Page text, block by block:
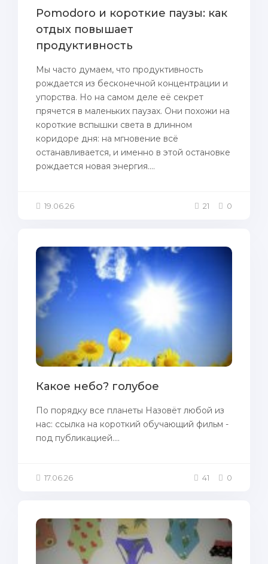
Pomodoro и короткие паузы: как
отдых повышает
продуктивность
Мы часто думаем, что продуктивность
рождается из бесконечной концентрации и
упорства. Но на самом деле её секрет
прячется в маленьких паузах. Они похожи на
короткие вспышки света в длинном
коридоре дня: на мгновение всё
останавливается, и именно в этой остановке
рождается новая энергия....
19.06.26 21 0
Какое небо? голубое
По порядку все планеты Назовёт любой из
нас: ссылка на короткий обучающий фильм -
под публикацией....
17.06.26 41 0